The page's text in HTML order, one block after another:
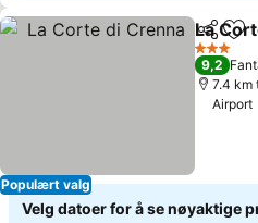
Populært valg
Del
La
3 Stjerner
9,2
7.4 km
Airport
Velg datoer for å se nøyaktige